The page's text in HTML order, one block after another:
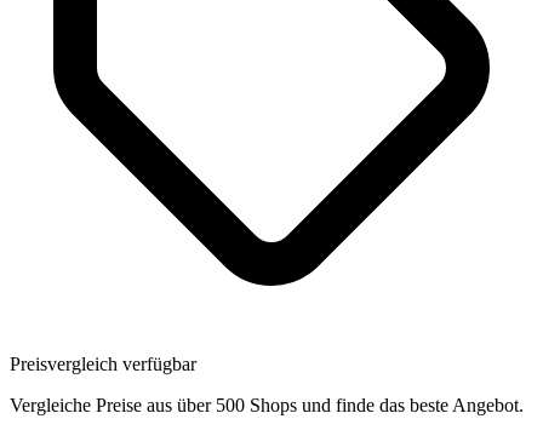
Preisvergleich verfügbar
Vergleiche Preise aus über 500 Shops und finde das beste Angebot.